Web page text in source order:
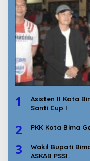
1
Asisten II Kota
Santi Cup I
2 PKK Kota Bima
3
Wakil Bupati
ASKAB PSSI.